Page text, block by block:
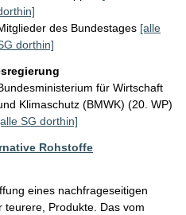
des Bundestages [alle
dorthin]
für Wirtschaft
Klimaschutz (BMWK) (20. WP)
SG dorthin]
Rohstoffe
eines nachfrageseitigen
Produkte. Das vom